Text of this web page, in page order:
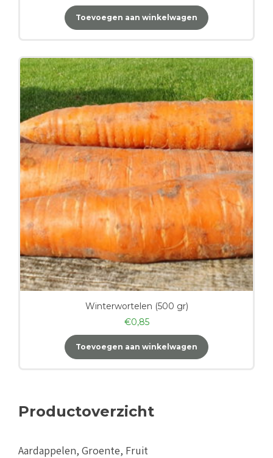
Toevoegen aan winkelwagen
Winterwortelen (500 gr)
€0,85
Toevoegen aan winkelwagen
Productoverzicht
Aardappelen, Groente, Fruit